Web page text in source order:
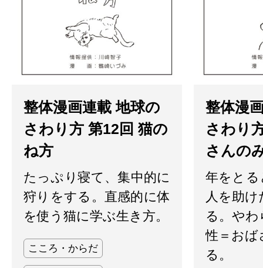
整体漫画連載 地球の
さわり方 第12回 猫の
ね方
たっぷり寝て、集中的に
狩りをする。直感的に体
を使う猫に学ぶ生き方。
こころ・からだ
整体漫
さわり
さんの
年をとる
人を助
る。や
性＝おば
る。